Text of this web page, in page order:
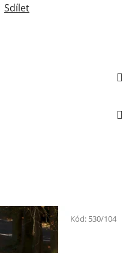
Sdílet
Kód: 530/104